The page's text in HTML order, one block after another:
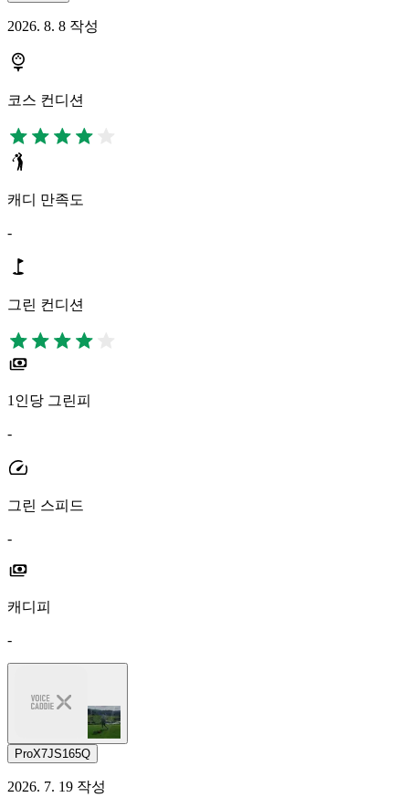
2026. 8. 8 작성
코스 컨디션
캐디 만족도
-
그린 컨디션
1인당 그린피
-
그린 스피드
-
캐디피
-
ProX7JS165Q
2026. 7. 19 작성